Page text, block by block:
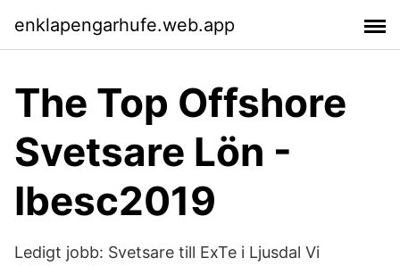
enklapengarhufe.web.app
The Top Offshore
Svetsare Lön -
Ibesc2019
Ledigt jobb: Svetsare till ExTe i Ljusdal Vi